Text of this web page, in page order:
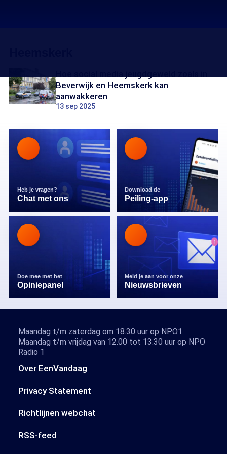
Beverwijk en Heemskerk kan
aanwakkeren
13 sep 2025
Heb je vragen?
Chat met ons
Download de
Peiling-app
Doe mee met het
Opiniepanel
Meld je aan voor onze
Nieuwsbrieven
Over EenVandaag
Privacy Statement
Richtlijnen webchat
RSS-feed
Maandag t/m zaterdag om 18.30 uur op NPO1
Maandag t/m vrijdag van 12.00 tot 13.30 uur op NPO
Radio 1